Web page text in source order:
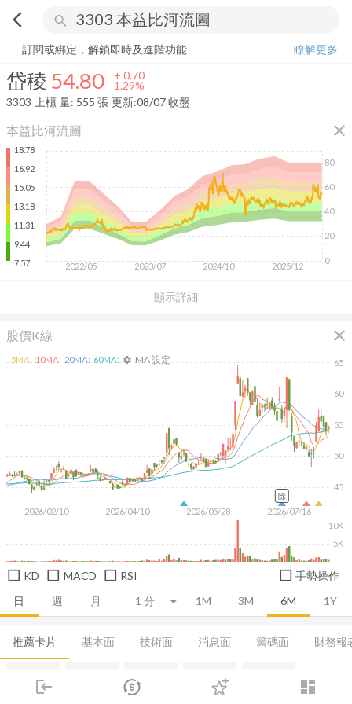
arrow_back_ios search
login dashboard
市場 登入
岱稜 54.80+ 1.29%
訂閱或綁定，解鎖即時及進階功能
瞭解更多
岱稜 54.80 + 0.70
1.29%
3303
上櫃 量: 555 張 更新:08/07 收盤
本益比河流圖 close
顯示詳細
18.78
16.92
15.05
13.18
11.31
9.44
7.57
2022/05 2023/07 2024/10 2025/12
0
20
40
60
80
股價K線 close
日 週 月 1M 3M 6M 1Y
2026/02/10 2026/04/10 2026/05/28 2026/07/16
45
50
55
60
65
5K
10K
5MA: 10MA: 20MA: 60MA: settings MA 設定
除
KD MACD RSI 手勢操作
推薦卡片 基本面 技術面 消息面 籌碼面 財務報